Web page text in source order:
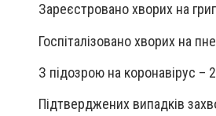
Зареєстровано хворих на
Госпіталізовано хворих на
З підозрою на коронавірус – 2
Підтверджених випадків